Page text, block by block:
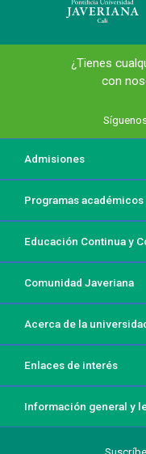
¿Tienes
con
Menú principal
Admisiones
Programas académicos
Educación Continua y
Comunidad Javeriana
Acerca de la
Enlaces de interés
Información general y